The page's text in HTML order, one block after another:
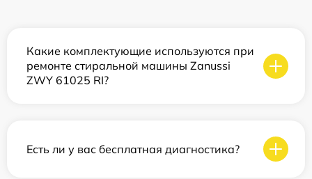
Какие комплектующие используются при
ремонте стиральной машины Zanussi
ZWY 61025 RI?
Есть ли у вас бесплатная диагностика?